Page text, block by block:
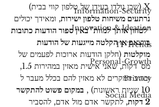
Information-Security
Innovation & Ideation
IT-Trends
Personal-Growth
Privacy
Social Media
X (שכן נולדו בעידן של טלפון קווי בבית)
נרתעים משיחות טלפון ישירות, ומאידך יכולים
"לטחון אותך למוות" באין ספור הודעות כתובות
בווצאפ או הקלטה מייגעות של הודעות
מוקלטות (חלקן הודעות ארוכות לפעמים של
מס' דקות, שאני אישית מאזין במהירות 1.5,
וברוב המקרים לא מאזין להם בכלל מעבר ל
10 שניות ראשונות) ,
במקום פשוט להתקשר
2 דקות
, לתקשר אדם מול אדם, להסביר